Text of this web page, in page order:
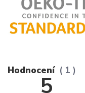
Hodnocení 1
5